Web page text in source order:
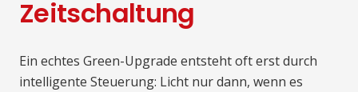
Zeitschaltung
Ein echtes Green-Upgrade entsteht oft erst durch
intelligente Steuerung: Licht nur dann, wenn es